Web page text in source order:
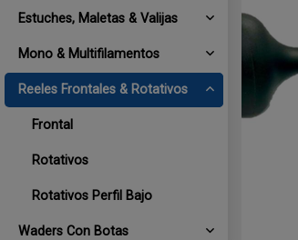
Estuches, Maletas & Valijas
Mono & Multifilamentos
Reeles Frontales & Rotativos
Frontal
Rotativos
Rotativos Perfil Bajo
Waders Con Botas
● 1 Ruleman ● Piñón y